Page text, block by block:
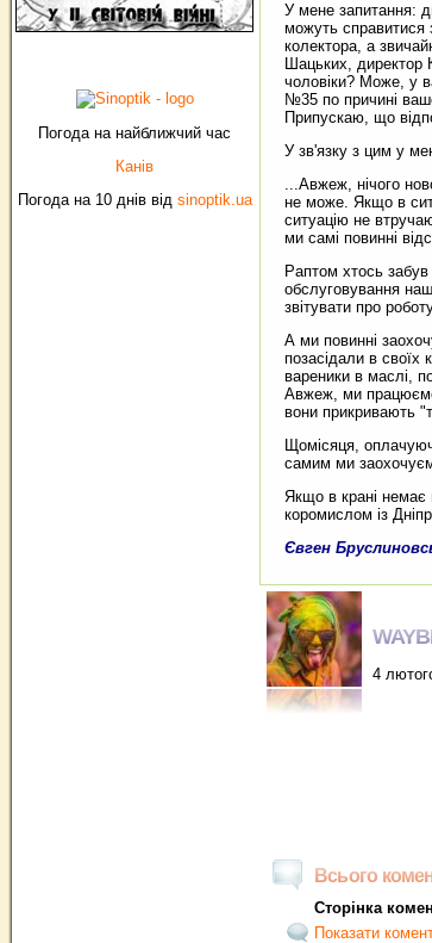
Погода на найближчий час
Канів
Погода на 10 днів від sinoptik.ua
У мене запитання:
можуть справитися
колектора, а
Шацьких, директор
чоловіки? Може, у
№35 по причині
Припускаю, що
У зв'язку з цим у
...Авжеж, нічого
не може. Якщо в
ситуацію не
ми самі повинні
Раптом хтось
обслуговування
звітувати про
А ми повинні
позасідали в своїх
вареники в маслі,
Авжеж, ми працюємо
вони прикривають
Щомісяця,
самим ми
Якщо в крані немає
коромислом із
Євген
4
Всього
Сторінка
Показати